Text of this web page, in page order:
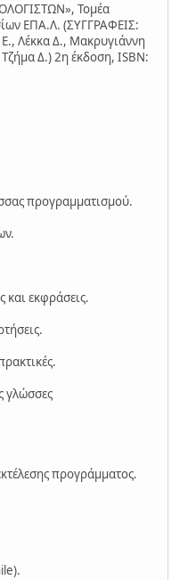
Τομέα
ΕΠΑ.Λ. (ΣΥΓΓΡΑΦΕΙΣ:
Λέκκα Δ., Μακρυγιάννη
Δ.) 2η έκδοση, ISBN:
προγραμματισμού.
και εκφράσεις.
γλώσσες
προγράμματος.